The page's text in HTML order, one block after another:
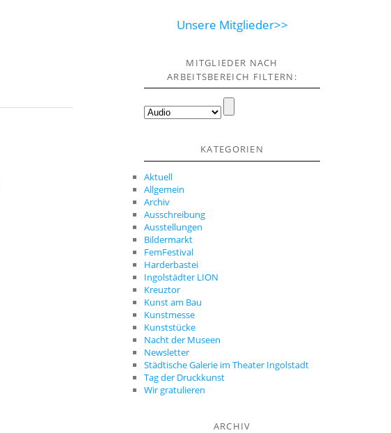
Unsere Mitglieder>>
MITGLIEDER NACH
ARBEITSBEREICH FILTERN:
KATEGORIEN
Aktuell
Allgemein
Archiv
Ausschreibung
Ausstellungen
Bildermarkt
FemFestival
Harderbastei
Ingolstädter LION
Kreuztor
Kunst am Bau
Kunstmesse
Kunststücke
Nacht der Museen
Newsletter
Städtische Galerie im Theater Ingolstadt
Tag der Druckkunst
Wir gratulieren
ARCHIV